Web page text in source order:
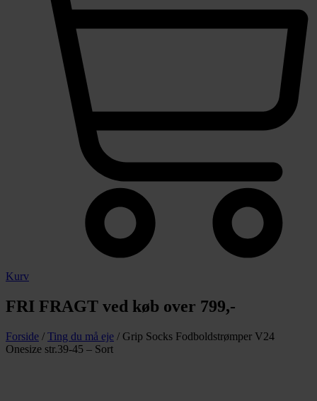
Kurv
FRI FRAGT ved køb over 799,-
Forside / Ting du må eje / Grip Socks Fodboldstrømper V24
Onesize str.39-45 – Sort